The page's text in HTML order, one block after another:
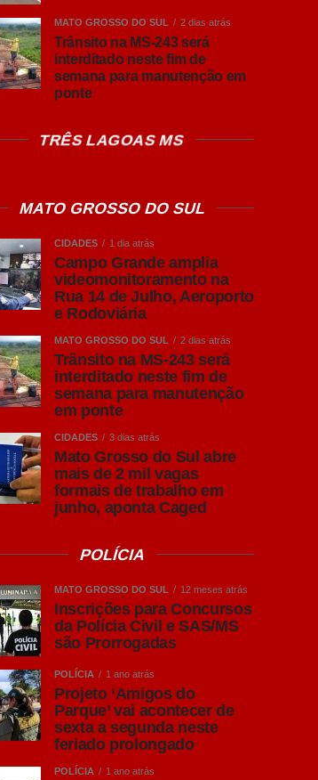
MATO GROSSO DO SUL 2 dias atrás
Trânsito na MS-243 será
interditado neste fim de
semana para manutenção em
ponte
TRÊS LAGOAS MS
MATO GROSSO DO SUL
CIDADES 1 dia atrás
Campo Grande amplia
videomonitoramento na
Rua 14 de Julho, Aeroporto
e Rodoviária
MATO GROSSO DO SUL 2 dias atrás
Trânsito na MS-243 será
interditado neste fim de
semana para manutenção
em ponte
CIDADES 3 dias atrás
Mato Grosso do Sul abre
mais de 2 mil vagas
formais de trabalho em
junho, aponta Caged
POLÍCIA
MATO GROSSO DO SUL 12 meses atrás
Inscrições para Concursos
da Polícia Civil e SAS/MS
são Prorrogadas
POLÍCIA 1 ano atrás
Projeto ‘Amigos do
Parque’ vai acontecer de
sexta a segunda neste
feriado prolongado
POLÍCIA 1 ano atrás